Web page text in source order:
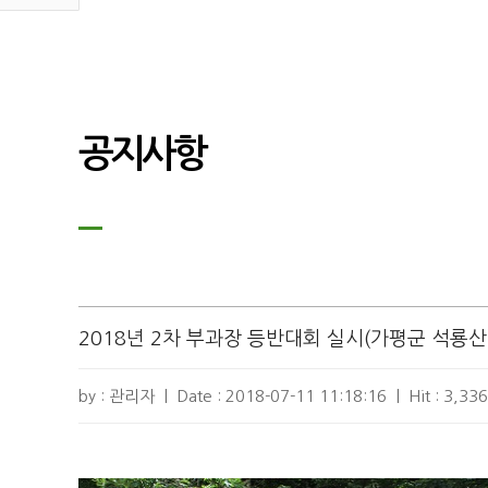
공지사항
2018년 2차 부과장 등반대회 실시(가평군 석룡
by : 관리자 Date : 2018-07-11 11:18:16 Hit : 3,336